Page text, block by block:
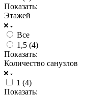
Показать:
Этажей
Все
1,5 (4)
Показать:
Количество санузлов
1 (4)
Показать: